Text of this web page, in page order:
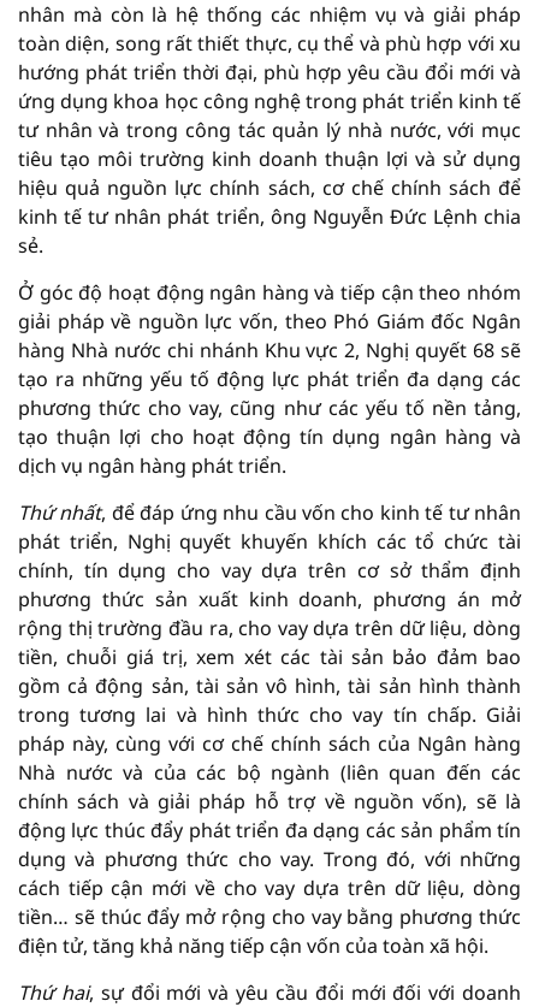
nhân mà còn là hệ thống các nhiệm vụ và giải pháp
toàn diện, song rất thiết thực, cụ thể và phù hợp với xu
hướng phát triển thời đại, phù hợp yêu cầu đổi mới và
ứng dụng khoa học công nghệ trong phát triển kinh tế
tư nhân và trong công tác quản lý nhà nước, với mục
tiêu tạo môi trường kinh doanh thuận lợi và sử dụng
hiệu quả nguồn lực chính sách, cơ chế chính sách để
kinh tế tư nhân phát triển, ông Nguyễn Đức Lệnh chia
sẻ.
Ở góc độ hoạt động ngân hàng và tiếp cận theo nhóm
giải pháp về nguồn lực vốn, theo Phó Giám đốc Ngân
hàng Nhà nước chi nhánh Khu vực 2, Nghị quyết 68 sẽ
tạo ra những yếu tố động lực phát triển đa dạng các
phương thức cho vay, cũng như các yếu tố nền tảng,
tạo thuận lợi cho hoạt động tín dụng ngân hàng và
dịch vụ ngân hàng phát triển.
Thứ nhất, để đáp ứng nhu cầu vốn cho kinh tế tư nhân
phát triển, Nghị quyết khuyến khích các tổ chức tài
chính, tín dụng cho vay dựa trên cơ sở thẩm định
phương thức sản xuất kinh doanh, phương án mở
rộng thị trường đầu ra, cho vay dựa trên dữ liệu, dòng
tiền, chuỗi giá trị, xem xét các tài sản bảo đảm bao
gồm cả động sản, tài sản vô hình, tài sản hình thành
trong tương lai và hình thức cho vay tín chấp. Giải
pháp này, cùng với cơ chế chính sách của Ngân hàng
Nhà nước và của các bộ ngành (liên quan đến các
chính sách và giải pháp hỗ trợ về nguồn vốn), sẽ là
động lực thúc đẩy phát triển đa dạng các sản phẩm tín
dụng và phương thức cho vay. Trong đó, với những
cách tiếp cận mới về cho vay dựa trên dữ liệu, dòng
tiền… sẽ thúc đẩy mở rộng cho vay bằng phương thức
điện tử, tăng khả năng tiếp cận vốn của toàn xã hội.
Thứ hai, sự đổi mới và yêu cầu đổi mới đối với doanh